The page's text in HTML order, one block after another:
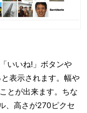
いいね!」ボタンや
表示されます。幅や
とが出来ます。ちな
、高さが270ピクセ